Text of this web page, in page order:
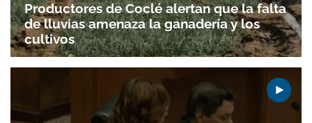
Productores de Coclé alertan que la falta
de lluvias amenaza la ganadería y los
cultivos